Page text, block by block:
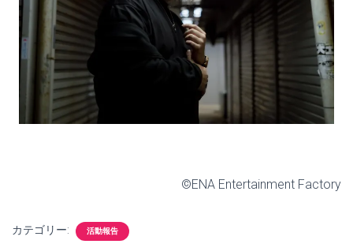
©ENA Entertainment Factory
カテゴリー: 活動報告